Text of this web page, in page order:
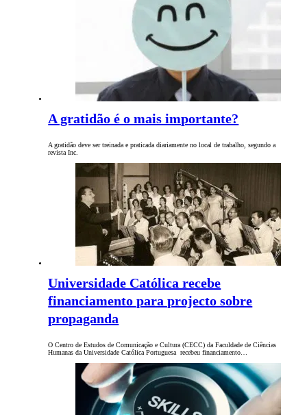
A gratidão é o mais importante?
A gratidão deve ser treinada e praticada diariamente no local de trabalho, segundo a
revista Inc.
Universidade Católica recebe
financiamento para projecto sobre
propaganda
O Centro de Estudos de Comunicação e Cultura (CECC) da Faculdade de Ciências
Humanas da Universidade Católica Portuguesa recebeu financiamento…